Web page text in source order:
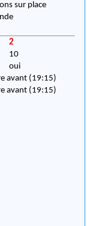
sur place
2
10
oui
avant (19:15)
avant (19:15)